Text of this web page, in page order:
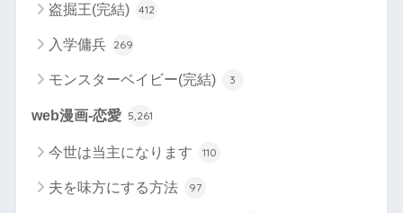
盗掘王(完結) 412
入学傭兵 269
モンスターベイビー(完結) 3
web漫画-恋愛 5,261
今世は当主になります 110
夫を味方にする方法 97